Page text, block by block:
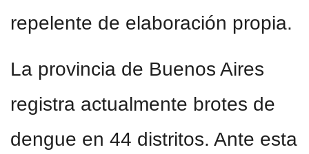
repelente de elaboración propia.
La provincia de Buenos Aires
registra actualmente brotes de
dengue en 44 distritos. Ante esta